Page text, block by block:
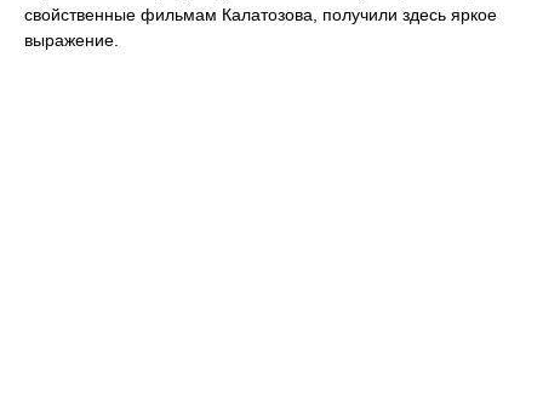
свойственные фильмам Калатозова, получили здесь яркое
выражение.